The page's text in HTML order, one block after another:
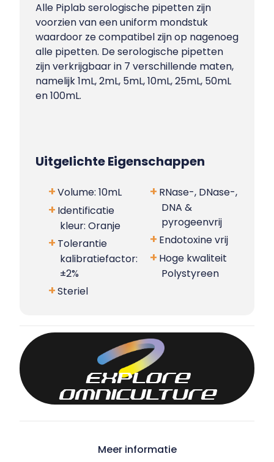
Alle Piplab serologische pipetten zijn
voorzien van een uniform mondstuk
waardoor ze compatibel zijn op nagenoeg
alle pipetten. De serologische pipetten
zijn verkrijgbaar in 7 verschillende maten,
namelijk 1mL, 2mL, 5mL, 10mL, 25mL, 50mL
en 100mL.
Uitgelichte Eigenschappen
Volume: 10mL
Identificatie
kleur: Oranje
Tolerantie
kalibratiefactor:
±2%
Steriel
RNase-, DNase-,
DNA &
pyrogeenvrij
Endotoxine vrij
Hoge kwaliteit
Polystyreen
Explore
omniculture
Meer informatie